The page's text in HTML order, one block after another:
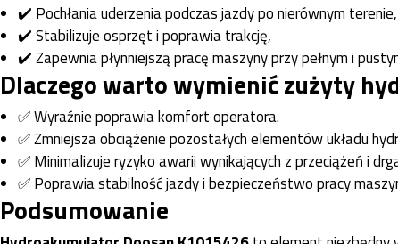
✔️ Pochłania uderzenia podczas jazdy po nierównym terenie,
✔️ Stabilizuje osprzęt i poprawia trakcję,
✔️ Zapewnia płynniejszą pracę maszyny przy pełnym i
Dlaczego warto wymienić zużyty
✅ Wyraźnie poprawia komfort operatora.
✅ Zmniejsza obciążenie pozostałych elementów układu
✅ Minimalizuje ryzyko awarii wynikających z przeciążeń i
✅ Poprawia stabilność jazdy i bezpieczeństwo pracy
Podsumowanie